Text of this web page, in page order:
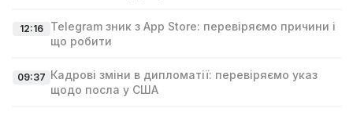
12:16
Telegram зник з App Store: перевіряємо причини і
що робити
09:37 Кадрові зміни в дипломатії: перевіряємо указ
щодо посла у США